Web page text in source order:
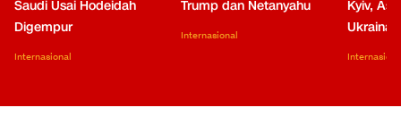
Saudi Usai Hodeidah
Digempur
Internasional
Trump dan Netanyahu
Internasional
Kyiv,
Ukraina